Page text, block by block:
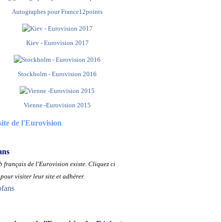
Autographes pour France12points
Kiev - Eurovision 2017
Stockholm - Eurovision 2016
Vienne -Eurovision 2015
de l'Eurovision
français de l'Eurovision existe. Cliquez ci
pour visiter leur site et adhérer.